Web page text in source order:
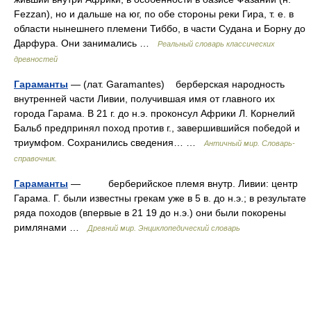
Fezzan), но и дальше на юг, по обе стороны реки Гира, т. е. в
области нынешнего племени Тиббо, в части Судана и Борну до
Дарфура. Они занимались …
Реальный словарь классических
древностей
Гараманты — (лат. Garamantes) берберская народность
внутренней части Ливии, получившая имя от главного их
города Гарама. В 21 г. до н.э. проконсул Африки Л. Корнелий
Бальб предпринял поход против г., завершившийся победой и
триумфом. Сохранились сведения… …
Античный мир. Словарь-
справочник.
Гараманты — берберийское племя внутр. Ливии: центр
Гарама. Г. были известны грекам уже в 5 в. до н.э.; в результате
ряда походов (впервые в 21 19 до н.э.) они были покорены
римлянами …
Древний мир. Энциклопедический словарь